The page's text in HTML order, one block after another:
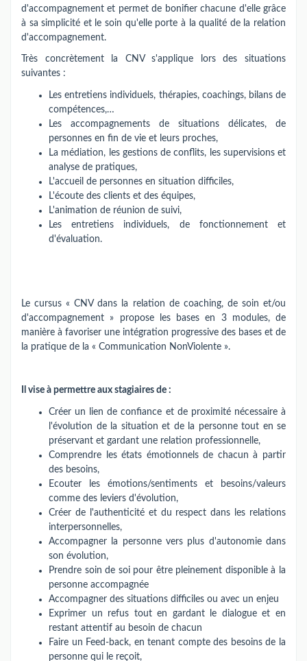
d'accompagnement et permet de bonifier chacune d'elle grâce
à sa simplicité et le soin qu'elle porte à la qualité de la relation
d'accompagnement.
Très concrètement la CNV s'applique lors des situations
suivantes :
Les entretiens individuels, thérapies, coachings, bilans de
compétences,…
Les accompagnements de situations délicates, de
personnes en fin de vie et leurs proches,
La médiation, les gestions de conflits, les supervisions et
analyse de pratiques,
L'accueil de personnes en situation difficiles,
L'écoute des clients et des équipes,
L'animation de réunion de suivi,
Les entretiens individuels, de fonctionnement et
d'évaluation.
Le cursus « CNV dans la relation de coaching, de soin et/ou
d'accompagnement » propose les bases en 3 modules, de
manière à favoriser une intégration progressive des bases et de
la pratique de la « Communication NonViolente ».
Il vise à permettre aux stagiaires de :
Créer un lien de confiance et de proximité nécessaire à
l'évolution de la situation et de la personne tout en se
préservant et gardant une relation professionnelle,
Comprendre les états émotionnels de chacun à partir
des besoins,
Ecouter les émotions/sentiments et besoins/valeurs
comme des leviers d'évolution,
Créer de l'authenticité et du respect dans les relations
interpersonnelles,
Accompagner la personne vers plus d'autonomie dans
son évolution,
Prendre soin de soi pour être pleinement disponible à la
personne accompagnée
Accompagner des situations difficiles ou avec un enjeu
Exprimer un refus tout en gardant le dialogue et en
restant attentif au besoin de chacun
Faire un Feed-back, en tenant compte des besoins de la
personne qui le reçoit,